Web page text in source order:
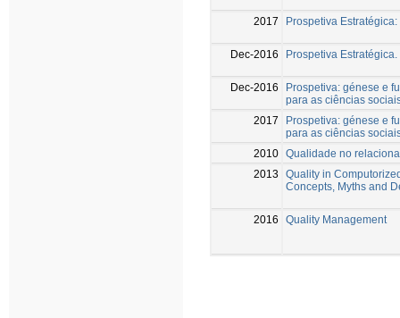
2017 Prospetiva
Dec-2016 Prospetiva
Dec-2016
Prospetiva: génese e
para as ciências
2017
Prospetiva: génese e
para as ciências
2010 Qualidade no
2013
Quality in
Concepts, Myths and
2016 Quality Management